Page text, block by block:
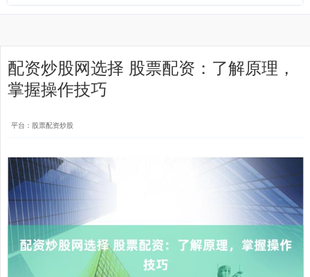
配资炒股网选择 股票配资：了解原理，
掌握操作技巧
平台：股票配资炒股